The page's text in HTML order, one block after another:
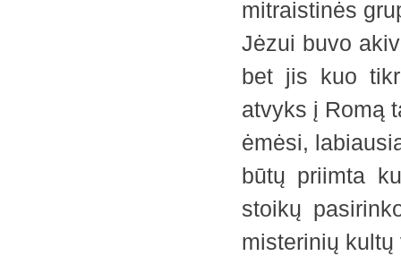
mitraistinės
Jėzui buvo
bet jis kuo
atvyks į Romą
ėmėsi,
būtų priimta
stoikų
misterinių